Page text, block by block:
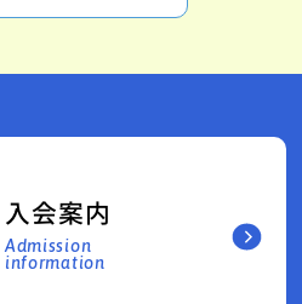
入会案内
Admission
information